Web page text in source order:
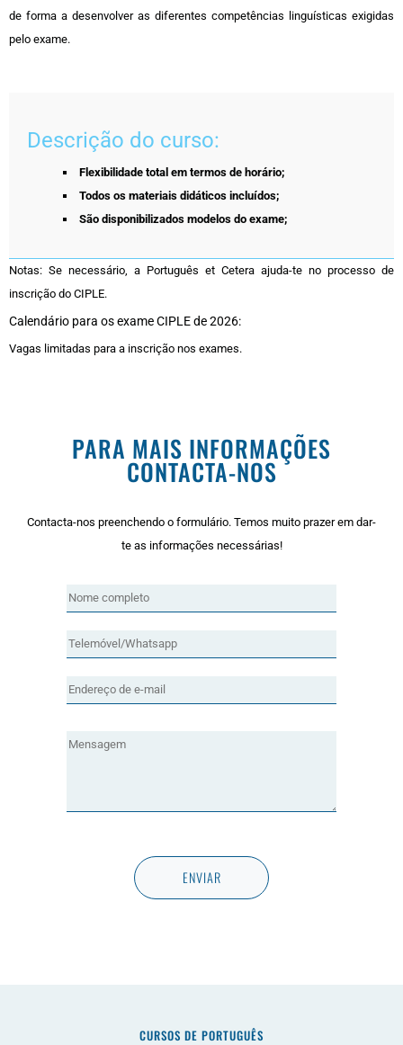
de forma a desenvolver as diferentes competências linguísticas exigidas
pelo exame.
Descrição do curso:
Flexibilidade total em termos de horário;
Todos os materiais didáticos incluídos;
São disponibilizados modelos do exame;
Notas: Se necessário, a Português et Cetera ajuda-te no processo de
inscrição do CIPLE.
Calendário para os exame CIPLE de 2026:
Vagas limitadas para a inscrição nos exames.
PARA MAIS INFORMAÇÕES
CONTACTA-NOS
Contacta-nos preenchendo o formulário. Temos muito prazer em dar-
te as informações necessárias!
CURSOS DE PORTUGUÊS